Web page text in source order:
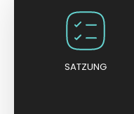
SATZUNG